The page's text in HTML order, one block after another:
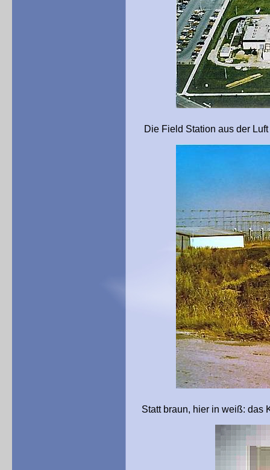
Die Field Station aus der Luft
Statt braun, hier in weiß: das